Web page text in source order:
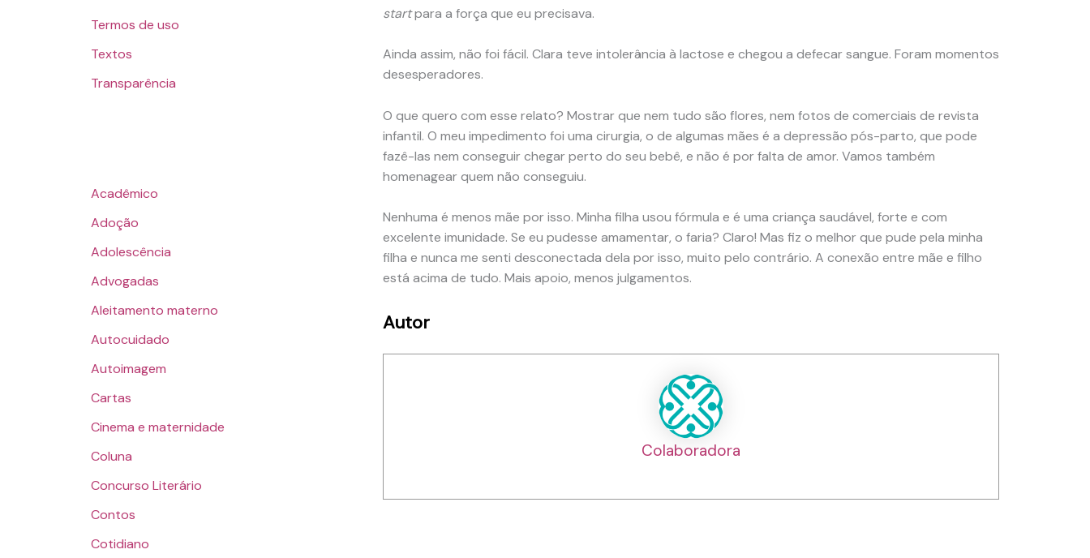
Termos de uso
Textos
Transparência
Acadêmico
Adoção
Adolescência
Advogadas
Aleitamento materno
Autocuidado
Autoimagem
Cartas
Cinema e maternidade
Coluna
Concurso Literário
Contos
Cotidiano
startpara a força que eu precisava.
Ainda assim, não foi fácil. Clara teve intolerância à lactose e chegou a defecar sangue. Foram momentos
desesperadores.
O que quero com esse relato? Mostrar que nem tudo são flores, nem fotos de comerciais de revista
infantil. O meu impedimento foi uma cirurgia, o de algumas mães é a depressão pós-parto, que pode
fazê-las nem conseguir chegar perto do seu bebê, e não é por falta de amor. Vamos também
homenagear quem não conseguiu.
Nenhuma é menos mãe por isso. Minha filha usou fórmula e é uma criança saudável, forte e com
excelente imunidade. Se eu pudesse amamentar, o faria? Claro! Mas fiz o melhor que pude pela minha
filha e nunca me senti desconectada dela por isso, muito pelo contrário. A conexão entre mãe e filho
está acima de tudo. Mais apoio, menos julgamentos.
Autor
Colaboradora